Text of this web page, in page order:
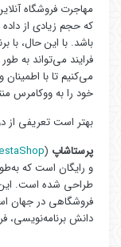
مهاجرت فروشگاه
که حجم زیادی از
باشد. با این حال، با
فرایند می‌تواند به
می‌کنیم تا با
خود را به ووکامرس
بهتر است تعریفی از
پرستاشاپ (
و رایگان است که
طراحی شده است.
فروشگاهی در جهان
دانش برنامه‌نویسی،